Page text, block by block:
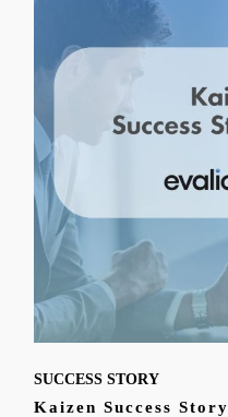
SUCCESS STORY
Kaizen Success Story